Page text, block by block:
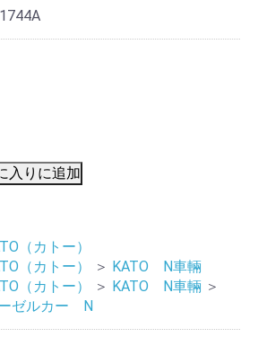
入りに追加
（カトー）
（カトー） ＞ KATO N車輛
（カトー） ＞ KATO N車輛 ＞
ゼルカー N